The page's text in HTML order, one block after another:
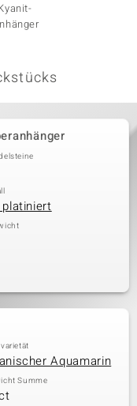
platiniert
Aquamarin
Summe